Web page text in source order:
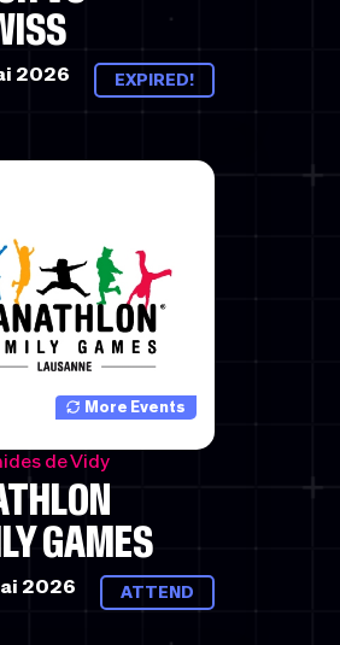
2026 EXPIRED!
More Events
de Vidy
GAMES
2026 ATTEND